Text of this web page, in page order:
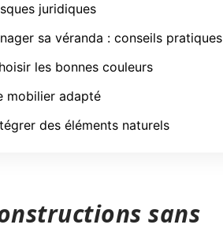
juridiques
sa véranda : conseils pratiques
les bonnes couleurs
mobilier adapté
des éléments naturels
sans